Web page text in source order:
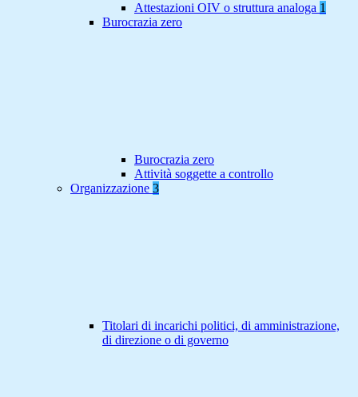
Attestazioni OIV o struttura analoga 1
Burocrazia zero
Burocrazia zero
Attività soggette a controllo
Organizzazione 3
Titolari di incarichi politici, di amministrazione,
di direzione o di governo